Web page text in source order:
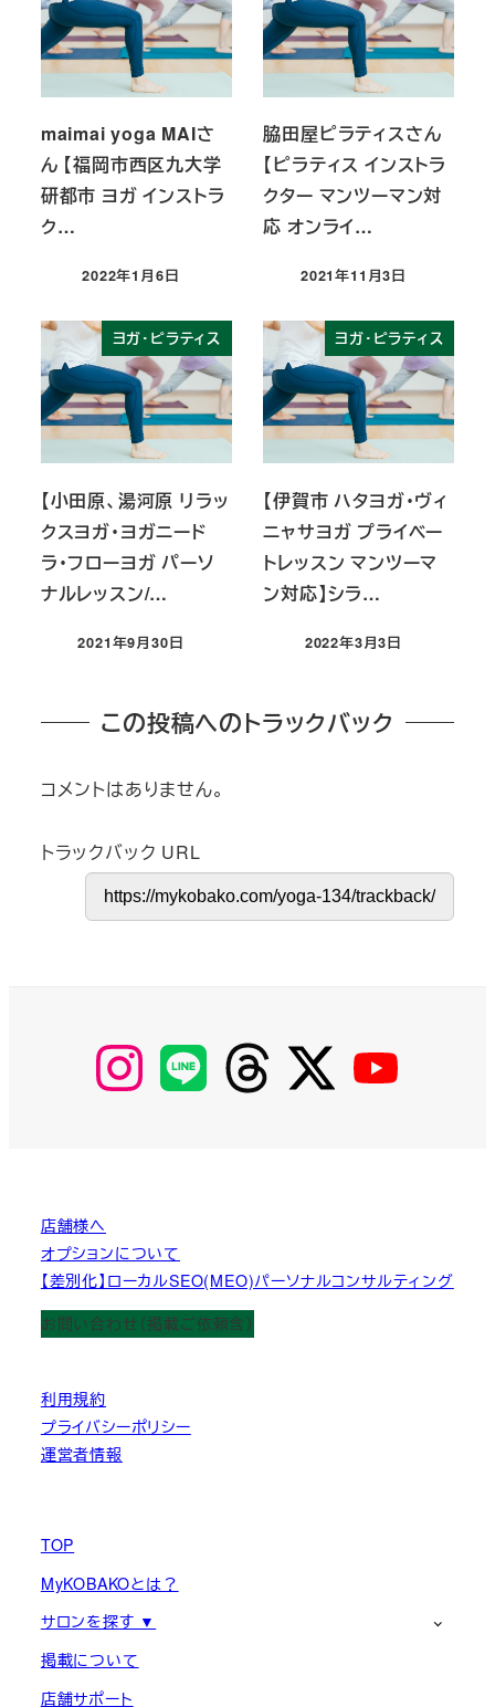
maimai yoga MAIさ
ん 【福岡市西区九大学
研都市 ヨガ インストラ
ク…
投稿日
2022年1月6日
脇田屋ピラティスさん
【ピラティス インストラ
クター マンツーマン対
応 オンライ…
投稿日
2021年11月3日
ヨガ・ピラティス
【小田原、湯河原 リラッ
クスヨガ・ヨガニード
ラ・フローヨガ パーソ
ナルレッスン/…
投稿日
2021年9月30日
ヨガ・ピラティス
【伊賀市 ハタヨガ・ヴィ
ニャサヨガ プライベー
トレッスン マンツーマ
ン対応】シラ…
投稿日
2022年3月3日
この投稿へのトラックバック
コメントはありません。
トラックバック URL
【Instagram】
MyKOBAKO
【LINE】 【threads】 【Twitter】
店舗様へ
オプションについて
【差別化】ローカルSEO(MEO)パーソナルコンサルティング
お問い合わせ（掲載ご依頼含）
利用規約
プライバシーポリシー
運営者情報
TOP
MyKOBAKOとは？
サロンを探す ▼
掲載について
店舗サポート